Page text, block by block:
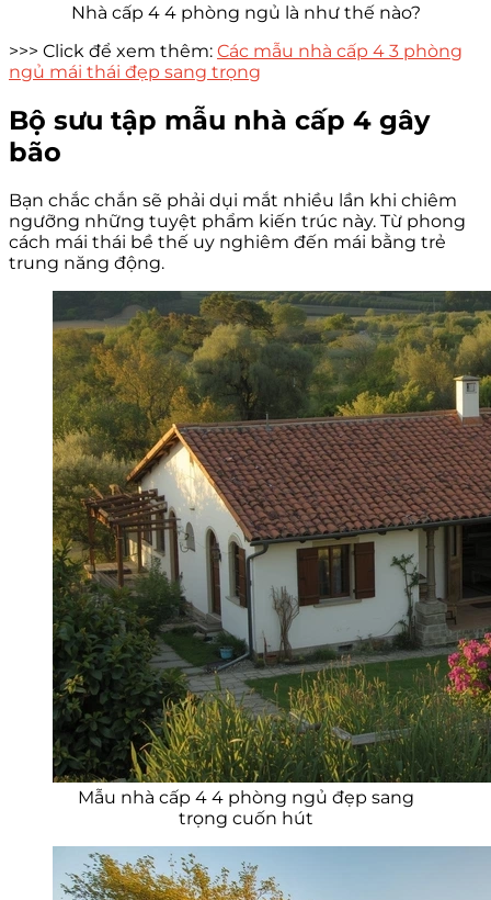
Nhà cấp 4 4 phòng ngủ là như thế nào?
>>> Click để xem thêm: Các mẫu nhà cấp 4 3 phòng
ngủ mái thái đẹp sang trọng
Bộ sưu tập mẫu nhà cấp 4 gây
bão
Bạn chắc chắn sẽ phải dụi mắt nhiều lần khi chiêm
ngưỡng những tuyệt phẩm kiến trúc này. Từ phong
cách mái thái bề thế uy nghiêm đến mái bằng trẻ
trung năng động.
Mẫu nhà cấp 4 4 phòng ngủ đẹp sang
trọng cuốn hút